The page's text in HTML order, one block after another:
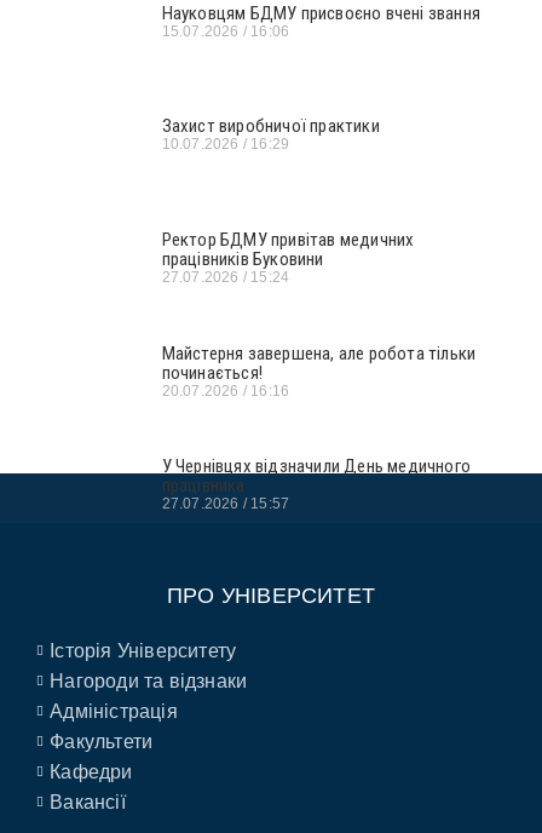
Науковцям БДМУ присвоєно вчені звання
15.07.2026 16:06
Захист виробничої практики
10.07.2026 16:29
Ректор БДМУ привітав медичних
працівників Буковини
27.07.2026 15:24
Майстерня завершена, але робота тільки
починається!
20.07.2026 16:16
У Чернівцях відзначили День медичного
працівника
27.07.2026 15:57
ПРО УНІВЕРСИТЕТ
Історія Університету
Нагороди та відзнаки
Адміністрація
Факультети
Кафедри
Вакансії